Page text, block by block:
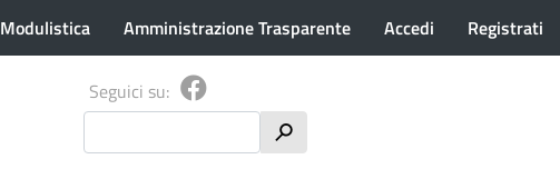
Modulistica Amministrazione Trasparente Accedi Registrati
Seguici su:
h